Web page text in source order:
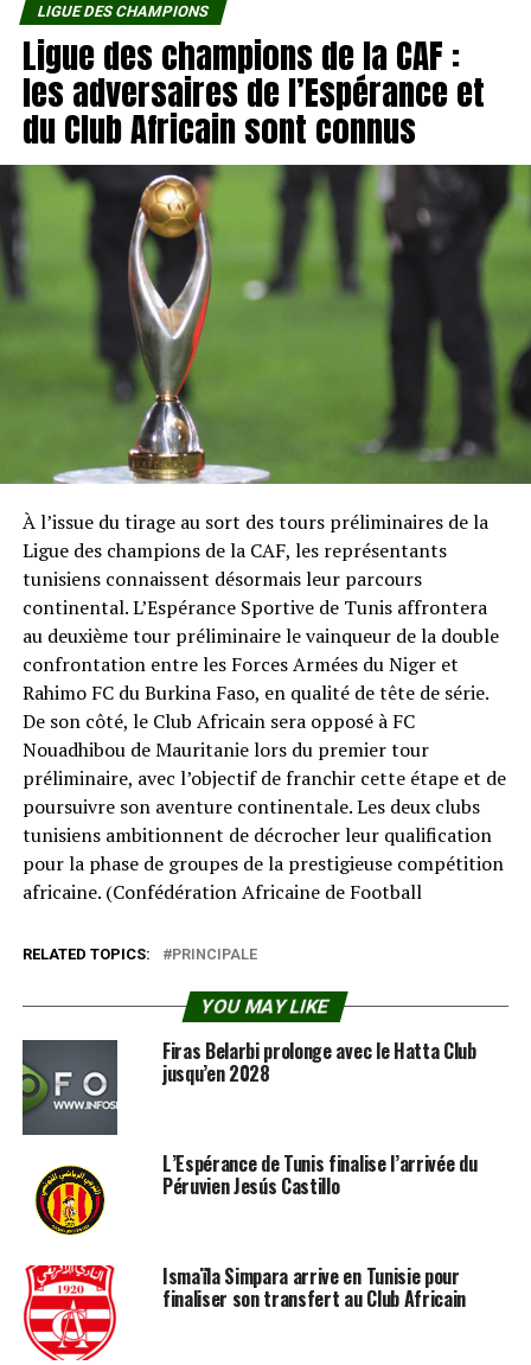
LIGUE DES CHAMPIONS
Ligue des champions de la CAF :
les adversaires de l’Espérance et
du Club Africain sont connus
À l’issue du tirage au sort des tours préliminaires de la
Ligue des champions de la CAF, les représentants
tunisiens connaissent désormais leur parcours
continental. L’Espérance Sportive de Tunis affrontera
au deuxième tour préliminaire le vainqueur de la double
confrontation entre les Forces Armées du Niger et
Rahimo FC du Burkina Faso, en qualité de tête de série.
De son côté, le Club Africain sera opposé à FC
Nouadhibou de Mauritanie lors du premier tour
préliminaire, avec l’objectif de franchir cette étape et de
poursuivre son aventure continentale. Les deux clubs
tunisiens ambitionnent de décrocher leur qualification
pour la phase de groupes de la prestigieuse compétition
africaine. (Confédération Africaine de Football⁠
RELATED TOPICS: PRINCIPALE
YOU MAY LIKE
Firas Belarbi prolonge avec le Hatta Club
jusqu’en 2028
L’Espérance de Tunis finalise l’arrivée du
Péruvien Jesús Castillo
Ismaïla Simpara arrive en Tunisie pour
finaliser son transfert au Club Africain